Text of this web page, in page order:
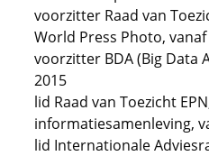
voorzitter Raad van
World Press Photo,
voorzitter BDA (Big Data
2015
lid Raad van Toezicht
informatiesamenleving,
lid Internationale